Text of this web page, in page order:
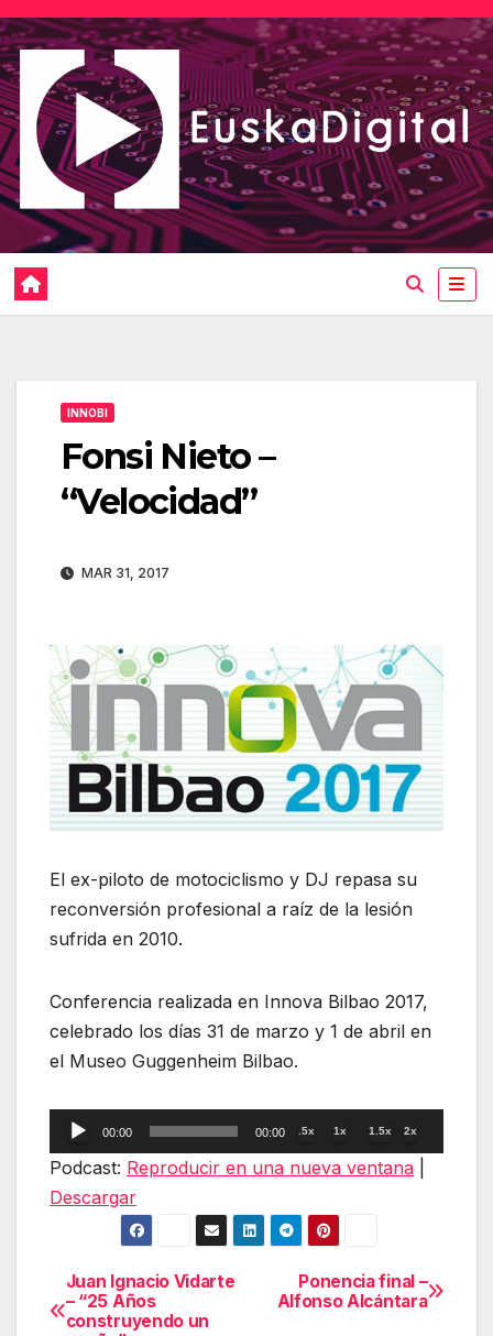
Saltar
al
contenido
INNOBI
Fonsi Nieto –
“Velocidad”
MAR 31, 2017
El ex-piloto de motociclismo y DJ repasa su
reconversión profesional a raíz de la lesión
sufrida en 2010.
Conferencia realizada en Innova Bilbao 2017,
celebrado los días 31 de marzo y 1 de abril en
el Museo Guggenheim Bilbao.
Reproductor
de
00:00 00:00 .5x 1x 1.5x 2x
Podcast: Reproducir en una nueva ventana
Descargar
Navegación
Ponencia final –
Alfonso Alcántara
Juan Ignacio Vidarte
– “25 Años
construyendo un